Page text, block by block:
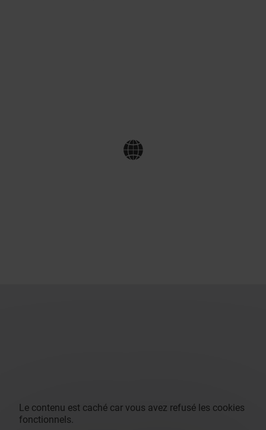
Le contenu est caché car vous avez refusé les cookies
fonctionnels.